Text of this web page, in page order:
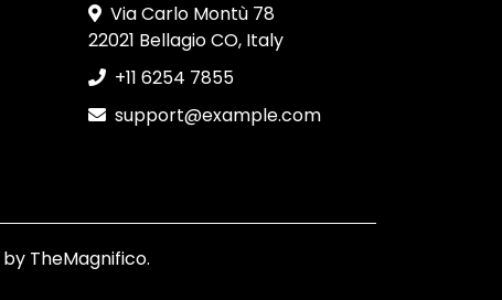
Via Carlo Montù 78
22021 Bellagio CO, Italy
+11 6254 7855
support@example.com
by TheMagnifico.